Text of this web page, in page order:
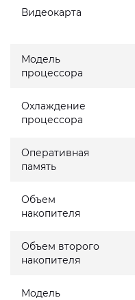
Видеокарта
Модель
процессора
Охлаждение
процессора
Оперативная
память
Объем
накопителя
Объем второго
накопителя
Модель